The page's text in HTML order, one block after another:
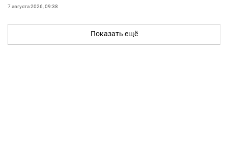
7 августа 2026, 09:38
Показать ещё